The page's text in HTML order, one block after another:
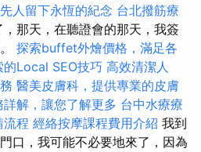
人留下永恆的紀念 台北撥筋療
那天，在聽證會的那天，我簽
探索buffet外燴價格，滿足各
Local SEO技巧 高效清潔人
醫美皮膚科，提供專業的皮膚
解，讓您了解更多 台中水療療
流程 經絡按摩課程費用介紹 我到
口，我可能不必要地來了，因為